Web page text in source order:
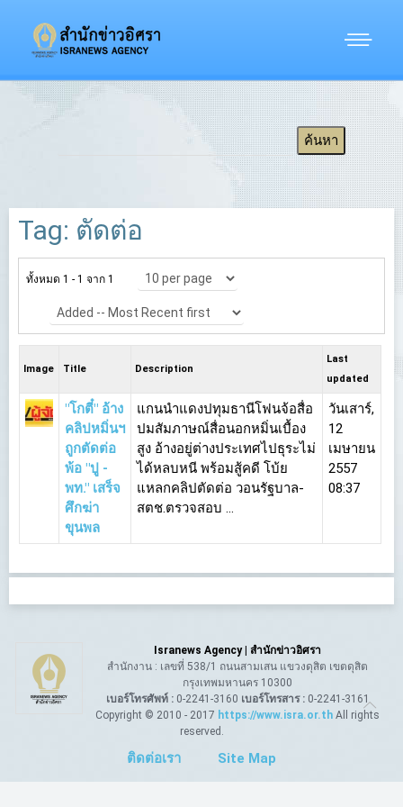
Tag: ตัดต่อ
ทั้งหมด 1 - 1 จาก 1
Image Title Description
Last
updated
"โกตี๋" อ้าง
คลิปหมิ่นฯ
ถูกตัดต่อ
พ้อ "ปู -
พท." เสร็จ
ศึกฆ่า
ขุนพล
แกนนำแดงปทุมธานีโฟนจ้อสื่อ
ปมสัมภาษณ์สื่อนอกหมิ่นเบื้อง
สูง อ้างอยู่ต่างประเทศไปธุระไม่
ได้หลบหนี พร้อมสู้คดี โบ้ย
แหลกคลิปตัดต่อ วอนรัฐบาล-
สตช.ตรวจสอบ ...
วันเสาร์,
12
เมษายน
2557
08:37
Isranews Agency | สำนักข่าวอิศรา
สำนักงาน : เลขที่ 538/1 ถนนสามเสน แขวงดุสิต เขตดุสิต
กรุงเทพมหานคร 10300
เบอร์โทรศัพท์ :
0-2241-3160
0-2241-3161
reserved.